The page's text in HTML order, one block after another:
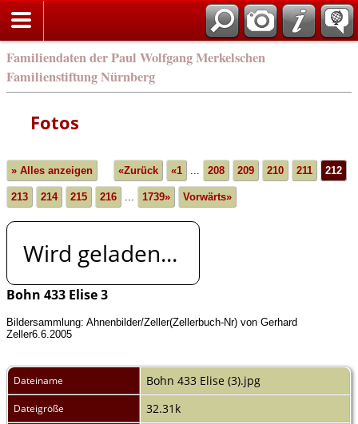
Familiendaten der Paul Wolfgang Merkelschen
Familienstiftung Nürnberg
Fotos
» Alles anzeigen «Zurück «1 ... 208 209 210 211 212
213 214 215 216 ... 1739» Vorwärts»
Wird geladen...
Bohn 433 Elise 3
Bildersammlung: Ahnenbilder/Zeller(Zellerbuch-Nr) von Gerhard
Zeller6.6.2005
Dateiname Bohn 433 Elise (3).jpg
Dateigröße 32.31k